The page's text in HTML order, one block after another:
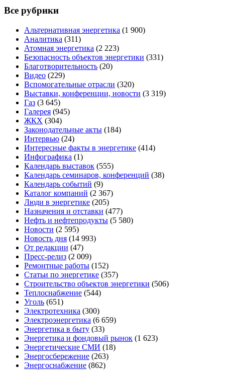
Все рубрики
Альтернативная энергетика (1 900)
Аналитика (311)
Атомная энергетика (2 223)
Безопасность объектов энергетики (331)
Благотворительность (20)
Видео (229)
Вспомогательные отрасли (320)
Выставки, конференции, новости (3 319)
Газ (3 645)
Галерея (945)
ЖКХ (304)
Законодательные акты (184)
Интервью (24)
Интересные факты в энергетике (414)
Инфографика (1)
Календарь выставок (555)
Календарь семинаров, конференций (38)
Календарь событий (9)
Каталог компаний (2 367)
Люди в энергетике (205)
Назначения и отставки (477)
Нефть и нефтепродукты (5 580)
Новости (2 595)
Новость дня (14 993)
От редакции (47)
Пресс-релиз (2 009)
Ремонтные работы (152)
Статьи по энергетике (357)
Строительство объектов энергетики (506)
Теплоснабжение (544)
Уголь (651)
Электротехника (300)
Электроэнергетика (6 659)
Энергетика в быту (33)
Энергетика и фондовый рынок (1 623)
Энергетические СМИ (18)
Энергосбережение (263)
Энергоснабжение (862)